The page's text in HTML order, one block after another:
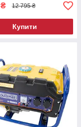
₴ 12 795 ₴
Купити